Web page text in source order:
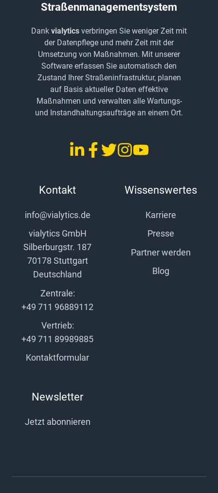
Straßenmanagementsystem
Dank vialytics verbringen Sie weniger Zeit mit
der Datenpflege und mehr Zeit mit der
Umsetzung von Maßnahmen. Mit unserer
Software erfassen Sie automatisch den
Zustand Ihrer Straßeninfrastruktur, planen
auf Basis aktueller Daten effektive
Maßnahmen und verwalten alle Wartungs-
und Instandhaltungsaufträge an einem Ort.
LinkedInFacebook
TwitterInstagram
YouTube
Kontakt
info@vialytics.de
vialytics GmbH
Silberburgstr. 187
70178 Stuttgart
Deutschland
Zentrale:
+49 711 96889112
Vertrieb:
+49 711 89989885
Kontaktformular
Wissenswertes
Karriere
Presse
Partner werden
Blog
Newsletter
Jetzt abonnieren